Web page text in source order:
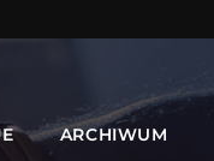
ARCHIWUM